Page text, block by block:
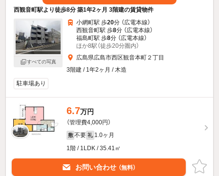
西観音町駅より徒歩8分 築1年2ヶ月 3階建の賃貸物件
すべての写真
小網町駅 歩20分 （広電本線）
西観音町駅 歩8分 （広電本線）
福島町駅 歩8分 （広電本線）
ほか8駅（徒歩20分圏内）
広島県広島市西区観音本町２丁目
3階建 / 1年2ヶ月 / 木造
駐車場あり
6.7万円
（管理費4,000円）
敷 不要 礼 1.0ヶ月
1階 / 1LDK / 35.41㎡
お問い合わせ （無料）